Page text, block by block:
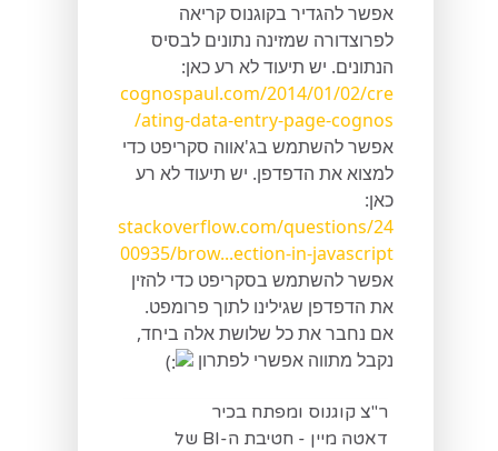
אפשר להגדיר בקוגנוס קריאה
לפרוצדורה שמזינה נתונים לבסיס
הנתונים. יש תיעוד לא רע כאן:
cognospaul.com/2014/01/02/cre
ating-data-entry-page-cognos/
אפשר להשתמש בג'אווה סקריפט כדי
למצוא את הדפדפן. יש תיעוד לא רע
כאן:
stackoverflow.com/questions/24
00935/brow...ection-in-javascript
אפשר להשתמש בסקריפט כדי להזין
את הדפדפן שגילינו לתוך פרומפט.
אם נחבר את כל שלושת אלה ביחד,
נקבל מתווה אפשרי לפתרון
ר"צ קוגנוס ומפתח בכיר
דאטה מיין - חטיבת ה-BI של